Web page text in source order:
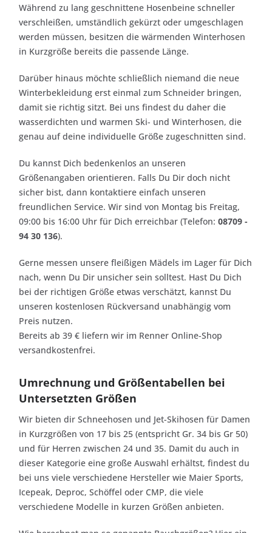
Während zu lang geschnittene Hosenbeine schneller
verschleißen, umständlich gekürzt oder umgeschlagen
werden müssen, besitzen die wärmenden Winterhosen
in Kurzgröße bereits die passende Länge.
Darüber hinaus möchte schließlich niemand die neue
Winterbekleidung erst einmal zum Schneider bringen,
damit sie richtig sitzt. Bei uns findest du daher die
wasserdichten und warmen Ski- und Winterhosen, die
genau auf deine individuelle Größe zugeschnitten sind.
Du kannst Dich bedenkenlos an unseren
Größenangaben orientieren. Falls Du Dir doch nicht
sicher bist, dann kontaktiere einfach unseren
freundlichen Service. Wir sind von Montag bis Freitag,
09:00 bis 16:00 Uhr für Dich erreichbar (Telefon: 08709 -
94 30 136).
Gerne messen unsere fleißigen Mädels im Lager für Dich
nach, wenn Du Dir unsicher sein solltest. Hast Du Dich
bei der richtigen Größe etwas verschätzt, kannst Du
unseren kostenlosen Rückversand unabhängig vom
Preis nutzen.
Bereits ab 39 € liefern wir im Renner Online-Shop
versandkostenfrei.
Umrechnung und Größentabellen bei
Untersetzten Größen
Wir bieten dir Schneehosen und Jet-Skihosen für Damen
in Kurzgrößen von 17 bis 25 (entspricht Gr. 34 bis Gr 50)
und für Herren zwischen 24 und 35. Damit du auch in
dieser Kategorie eine große Auswahl erhältst, findest du
bei uns viele verschiedene Hersteller wie Maier Sports,
Icepeak, Deproc, Schöffel oder CMP, die viele
verschiedene Modelle in kurzen Größen anbieten.